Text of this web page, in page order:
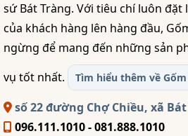
sứ Bát Tràng. Với tiêu chí luôn đặt
của khách hàng lên hàng đầu,
ngừng để mang đến những sản
vụ tốt nhất.
Tìm hiểu thêm về Gốm
số 22 đường Chợ Chiều, xã
096.111.1010 - 081.888.1010